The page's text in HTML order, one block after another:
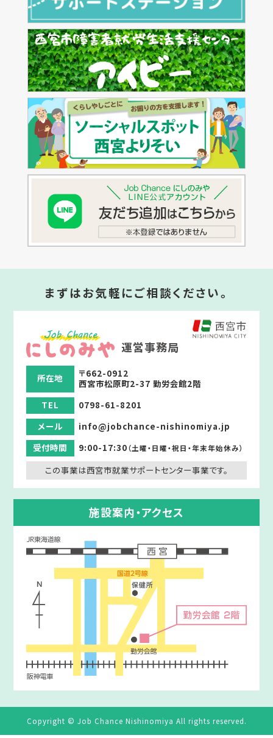
まずはお気軽にご相談ください。
運営事務局
所在地
〒662-0912
西宮市松原町2-37 勤労会館2階
TEL
0798-61-8201
メール
info@jobchance-nishinomiya.jp
受付時間
9:00-17:30（土曜・日曜・祝日・年末年始休み）
この事業は西宮市就業サポートセンター事業です。
施設案内・アクセス
Copyright © Job Chance Nishinomiya All rights reserved.